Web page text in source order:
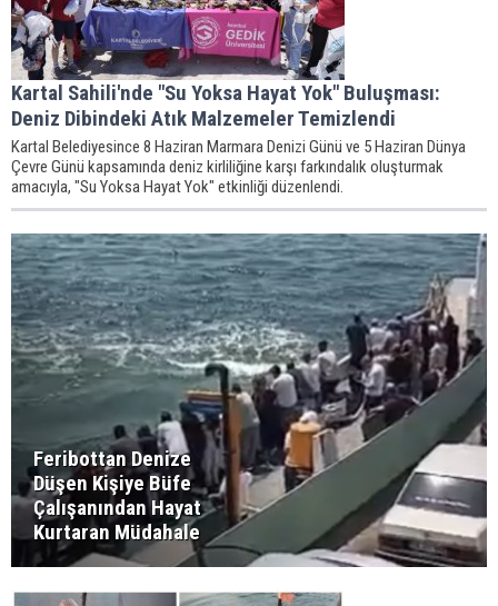
Kartal Sahili'nde "Su Yoksa Hayat Yok" Buluşması:
Deniz Dibindeki Atık Malzemeler Temizlendi
Kartal Belediyesince 8 Haziran Marmara Denizi Günü ve 5 Haziran Dünya
Çevre Günü kapsamında deniz kirliliğine karşı farkındalık oluşturmak
amacıyla, "Su Yoksa Hayat Yok" etkinliği düzenlendi.
Feribottan Denize
Düşen Kişiye Büfe
Çalışanından Hayat
Kurtaran Müdahale